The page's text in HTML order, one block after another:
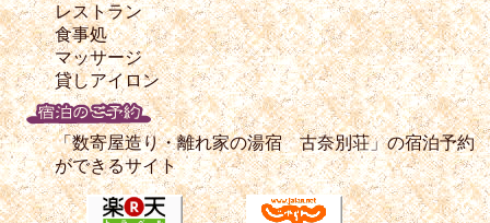
レストラン
食事処
マッサージ
貸しアイロン
「数寄屋造り・離れ家の湯宿 古奈別荘」の宿泊予約
ができるサイト